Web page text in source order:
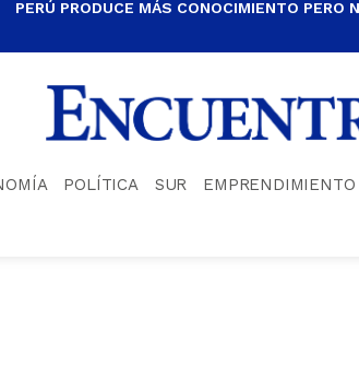
PERÚ PRODUCE MÁS CONOCIMIENTO PERO
POLÍTICA SUR EMPRENDIMIENTO